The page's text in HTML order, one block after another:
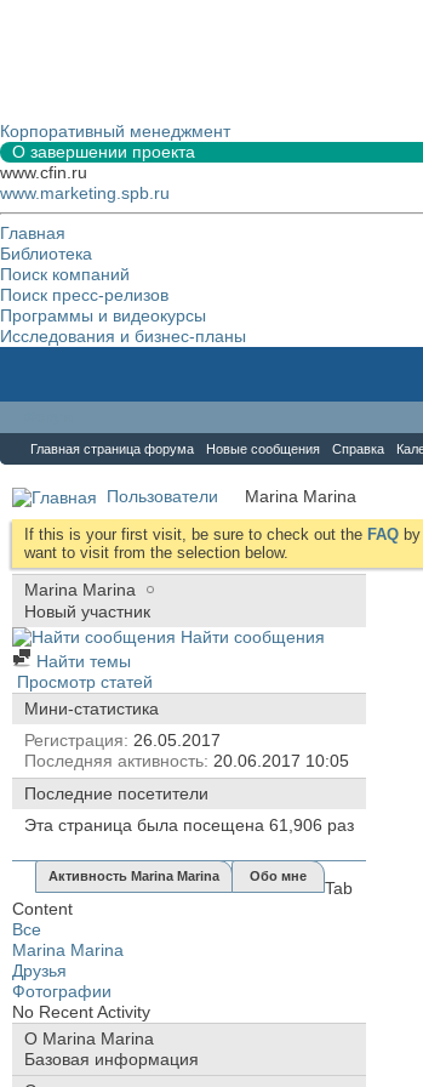
Корпоративный менеджмент
О завершении проекта
www.cfin.ru
www.marketing.spb.ru
Главная
Библиотека
Поиск компаний
Поиск пресс-релизов
Программы и видеокурсы
Исследования и бизнес-планы
Главная страница форума Новые сообщения Справка
Пользователи Marina Marina
If this is your first visit, be sure to check out the FAQ
want to visit from the selection below.
Marina Marina
Новый участник
Найти сообщения
Найти темы
Просмотр статей
Мини-статистика
Регистрация 26.05.2017
Последняя активность 20.06.2017 10:05
Последние посетители
Эта страница была посещена 61,906 раз
Активность Marina Marina Обо мне
Tab
Content
Все
Marina Marina
Друзья
Фотографии
No Recent Activity
О Marina Marina
Базовая информация